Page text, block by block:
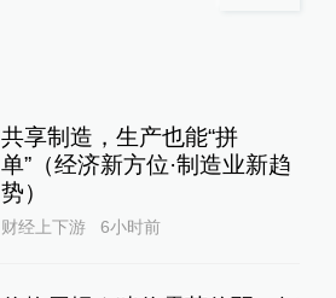
共享制造，生产也能“拼
单”（经济新方位·制造业新趋
势）
财经上下游 6小时前